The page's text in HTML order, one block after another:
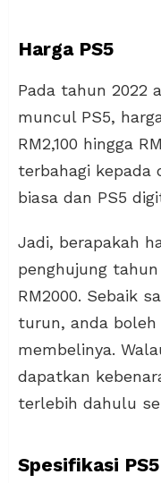
Harga PS5
Pada tahun 2022
muncul PS5,
RM2,100 hingga
terbahagi kepada
biasa dan PS5
Jadi, berapakah
penghujung tahun
RM2000. Sebaik
turun, anda
membelinya.
dapatkan
terlebih dahulu
Spesifikasi PS5